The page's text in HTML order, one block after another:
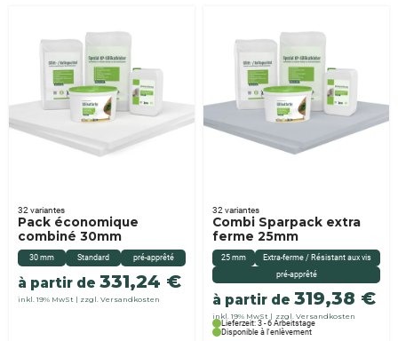
30 mm Standard pré-apprêté
Pack économique
combiné 30mm
à partir de331,24 €
inkl. 19% MwSt zzgl. Versandkosten
32 variantes
25 mm
Extra-ferme / Résistant aux vis
pré-apprêté
Combi Sparpack extra
ferme 25mm
à partir de319,38 €
inkl. 19% MwSt zzgl. Versandkosten
32 variantes
Lieferzeit: 3 - 6 Arbeitstage
Disponible à l'enlèvement